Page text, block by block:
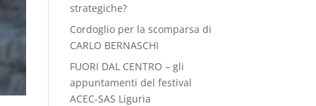
strategiche?
Cordoglio per la scomparsa di
CARLO BERNASCHI
FUORI DAL CENTRO – gli
appuntamenti del festival
ACEC-SAS Liguria